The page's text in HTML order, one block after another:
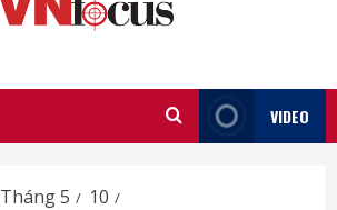
VIDEO
Tháng 5
10